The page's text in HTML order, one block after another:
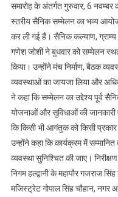
समारोह के अंतर्गत गुरुवार, 6 नवम्बर
स्तरीय सैनिक सम्मेलन का भव्य
कर ली गई हैं। सैनिक कल्याण, ग्राम्य
गणेश जोशी ने बुधवार को सम्मेलन
किया। उन्होंने मंच निर्माण, बैठक
व्यवस्थाओं का जायजा लिया और
ने कहा कि सम्मेलन का उद्देश्य पूर्व
योजनाओं और सुविधाओं की जानकारी
कि किसी भी आगंतुक को किसी
उन्होंने कहा कि कार्यक्रम में
व्यवस्था सुनिश्चित की जाए।
निगम हल्द्वानी के महापौर गजराज
मजिस्ट्रेट गोपाल सिंह चौहान, नगर